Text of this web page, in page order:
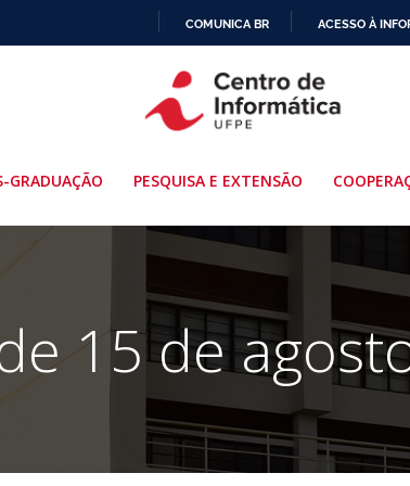
PARA
O
COMUNICA BR ACESSO À
GRADUAÇÃO PESQUISA E EXTENSÃO
15 de